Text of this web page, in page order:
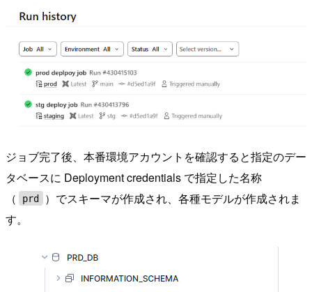
ジョブ完了後、本番環境アカウントを確認すると指定のデー
タベースに Deployment credentials で指定した名称
（
prd
）でスキーマが作成され、各種モデルが作成されま
す。